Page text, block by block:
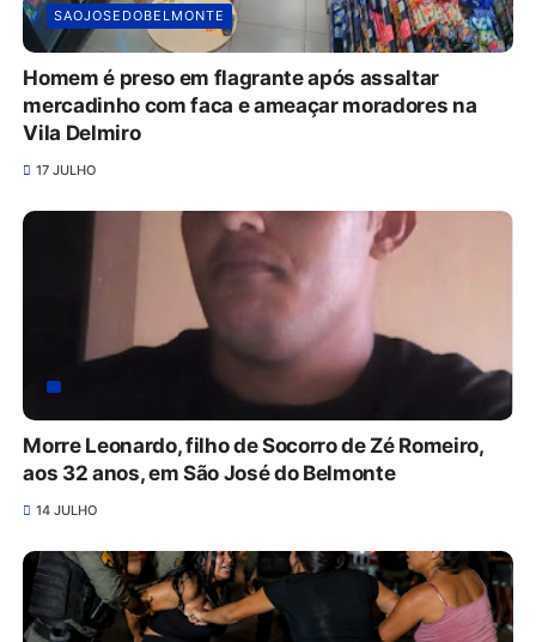
SAOJOSEDOBELMONTE
Homem é preso em flagrante após assaltar
mercadinho com faca e ameaçar moradores na
Vila Delmiro
17 JULHO
Morre Leonardo, filho de Socorro de Zé Romeiro,
aos 32 anos, em São José do Belmonte
14 JULHO